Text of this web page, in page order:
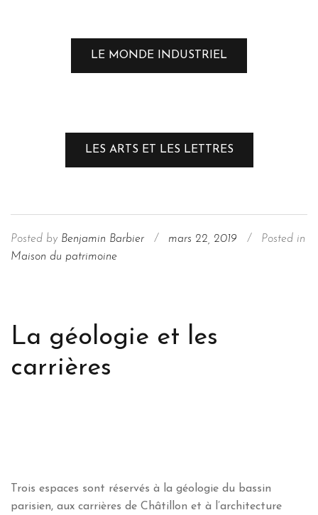
LE MONDE INDUSTRIEL
LES ARTS ET LES LETTRES
Posted by Benjamin Barbier / mars 22, 2019 /
Posted in
Maison du patrimoine
La géologie et les
carrières
Trois espaces sont réservés à la géologie du bassin
parisien, aux carrières de Châtillon et à l’architecture